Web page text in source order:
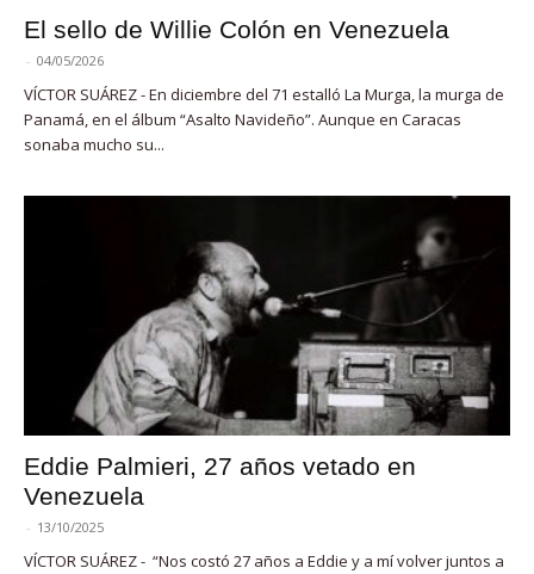
El sello de Willie Colón en Venezuela
- 04/05/2026
VÍCTOR SUÁREZ - En diciembre del 71 estalló La Murga, la murga de
Panamá, en el álbum “Asalto Navideño”. Aunque en Caracas
sonaba mucho su...
Eddie Palmieri, 27 años vetado en
Venezuela
- 13/10/2025
VÍCTOR SUÁREZ - “Nos costó 27 años a Eddie y a mí volver juntos a